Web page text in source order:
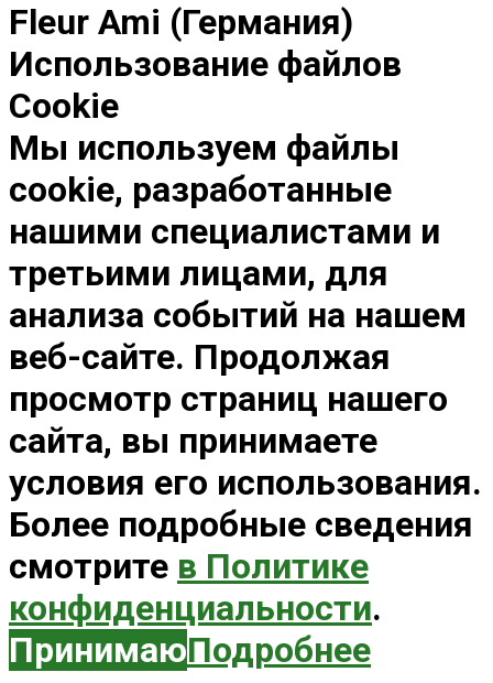
Fleur Ami (Германия)
Использование файлов
Cookie
Мы используем файлы
cookie, разработанные
нашими специалистами и
третьими лицами, для
анализа событий на нашем
веб-сайте. Продолжая
просмотр страниц нашего
сайта, вы принимаете
условия его использования.
Более подробные сведения
смотрите в Политике
конфиденциальности.
ПринимаюПодробнее